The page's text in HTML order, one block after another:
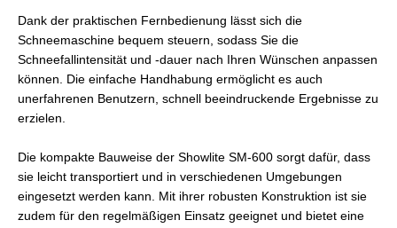
Dank der praktischen Fernbedienung lässt sich die
Schneemaschine bequem steuern, sodass Sie die
Schneefallintensität und -dauer nach Ihren Wünschen anpassen
können. Die einfache Handhabung ermöglicht es auch
unerfahrenen Benutzern, schnell beeindruckende Ergebnisse zu
erzielen.
Die kompakte Bauweise der Showlite SM-600 sorgt dafür, dass
sie leicht transportiert und in verschiedenen Umgebungen
eingesetzt werden kann. Mit ihrer robusten Konstruktion ist sie
zudem für den regelmäßigen Einsatz geeignet und bietet eine